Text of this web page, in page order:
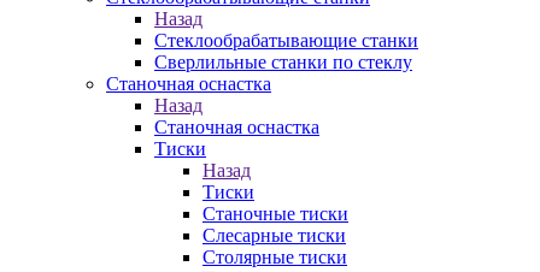
Назад
Стеклообрабатывающие станки
Сверлильные станки по стеклу
Станочная оснастка
Назад
Станочная оснастка
Тиски
Назад
Тиски
Станочные тиски
Слесарные тиски
Столярные тиски